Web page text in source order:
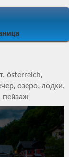
,österreich,
,озеро,лодки,
, пейзаж